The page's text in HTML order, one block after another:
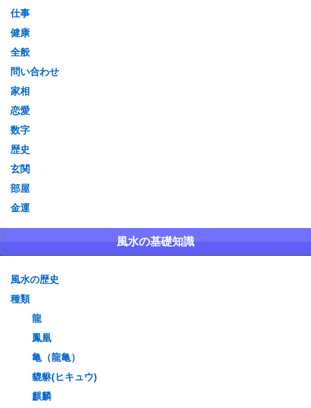
仕事
健康
全般
問い合わせ
家相
恋愛
数字
歴史
玄関
部屋
金運
風水の基礎知識
風水の歴史
種類
龍
鳳凰
亀（龍亀）
貔貅(ヒキュウ)
麒麟